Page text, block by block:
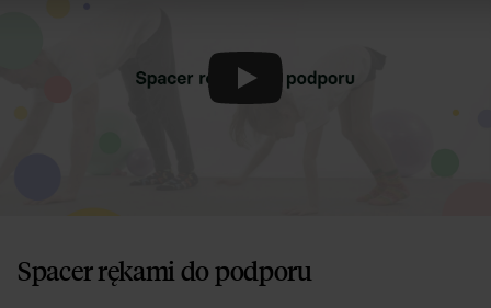
Odtwórz
Spacer rękami do podporu